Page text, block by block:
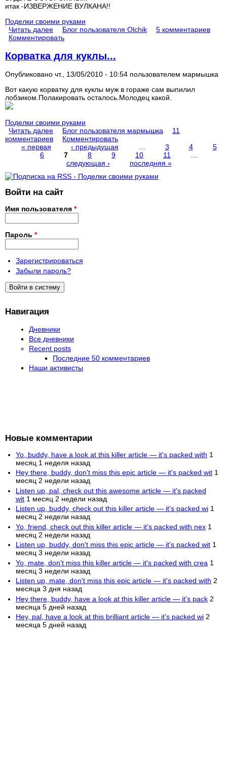
итак -ИЗВЕРЖЕНИЕ ВУЛКАНА!!
Поделки своими руками
Читать далее
Блог пользователя Olchik
5 комментариев
Комментировать
Корватка для куклы...
Опубликовано чт., 13/05/2010 - 10:54 пользователем мармышка
Вот какую корватку для куклы муж в гораже сам выпилил
лобзиком.Полакировать осталось.Молодец какой.
Поделки своими руками
Читать далее
Блог пользователя мармышка
11
комментариев
Комментировать
Страницы
« первая ‹ предыдущая 3 4
5
6
7 8 9 10 11
следующая ›
последняя »
Войти на сайт
Имя пользователя *
Пароль *
Зарегистрироваться
Забыли пароль?
Навигация
Дневники
Все дневники
Recent posts
Последние 50 комментариев
Наши активисты
Новые комментарии
Yo, buddy, have a look at this killer article — it's packed with 1
месяц 1 неделя назад
Hey there, buddy, don't miss this epic article — it's packed wit 1
месяц 2 недели назад
Listen up, pal, check out this awesome article — it's packed
wit 1 месяц 2 недели назад
Listen up, buddy, check out this killer article — it's packed wi 1
месяц 2 недели назад
Yo, friend, check out this killer article — it's packed with nex 1
месяц 2 недели назад
Listen up, buddy, don't miss this epic article — it's packed wit 1
месяц 3 недели назад
Yo, mate, don't miss this killer article — it's packed with crea 1
месяц 3 недели назад
Listen up, mate, don't miss this epic article — it's packed with 2
месяца 3 дня назад
Hey there, buddy, have a look at this killer article — it's pack 2
месяца 5 дней назад
Hey, pal, have a look at this brilliant article — it's packed wi 2
месяца 5 дней назад